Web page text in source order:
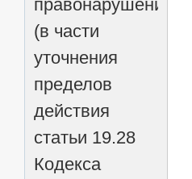
правонарушениях»
(в части
уточнения
пределов
действия
статьи 19.28
Кодекса